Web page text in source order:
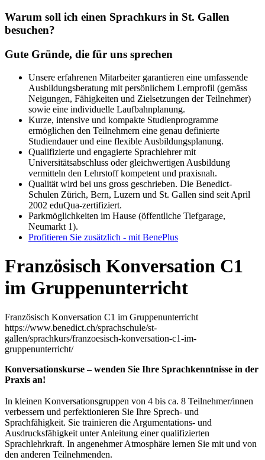
Warum soll ich einen Sprachkurs in St. Gallen
besuchen?
Gute Gründe, die für uns sprechen
Unsere erfahrenen Mitarbeiter garantieren eine umfassende
Ausbildungsberatung mit persönlichem Lernprofil (gemäss
Neigungen, Fähigkeiten und Zielsetzungen der Teilnehmer)
sowie eine individuelle Laufbahnplanung.
Kurze, intensive und kompakte Studienprogramme
ermöglichen den Teilnehmern eine genau definierte
Studiendauer und eine flexible Ausbildungsplanung.
Qualifizierte und engagierte Sprachlehrer mit
Universitätsabschluss oder gleichwertigen Ausbildung
vermitteln den Lehrstoff kompetent und praxisnah.
Qualität wird bei uns gross geschrieben. Die Benedict-
Schulen Zürich, Bern, Luzern und St. Gallen sind seit April
2002 eduQua-zertifiziert.
Parkmöglichkeiten im Hause (öffentliche Tiefgarage,
Neumarkt 1).
Profitieren Sie zusätzlich - mit BenePlus
Französisch Konversation C1
im Gruppenunterricht
Französisch Konversation C1 im Gruppenunterricht
https://www.benedict.ch/sprachschule/st-
gallen/sprachkurs/franzoesisch-konversation-c1-im-
gruppenunterricht/
Konversationskurse – wenden Sie Ihre Sprachkenntnisse in der
Praxis an!
In kleinen Konversationsgruppen von 4 bis ca. 8 Teilnehmer/innen
verbessern und perfektionieren Sie Ihre Sprech- und
Sprachfähigkeit. Sie trainieren die Argumentations- und
Ausdrucksfähigkeit unter Anleitung einer qualifizierten
Sprachlehrkraft. In angenehmer Atmosphäre lernen Sie mit und von
den anderen Teilnehmenden.